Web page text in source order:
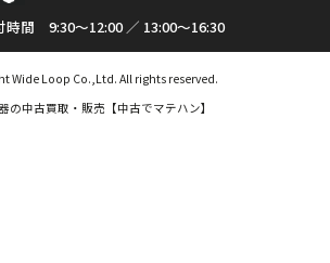
時間 9:30～12:00 ／ 13:00～16:30
Wide Loop Co.,Ltd. All rights reserved.
の中古買取・販売【中古でマテハン】